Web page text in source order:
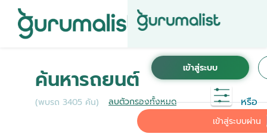
หรือ
เข้าสู่ระบบผ่าน
ค้นหารถยนต์
(พบรถ 3405 คัน) ลบตัวกรองทั้งหมด
เพื่อการใช้งานที่สะดวกที่สุด ระบบจะทำการเชื่อม
ต่อบัญชีการใช้งาน KINTO ของคุณเข้ากับ
Gurumalist